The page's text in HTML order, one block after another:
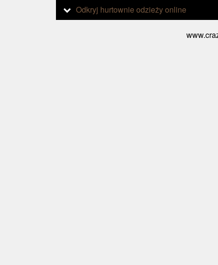
Odkryj hurtownie odzieży online